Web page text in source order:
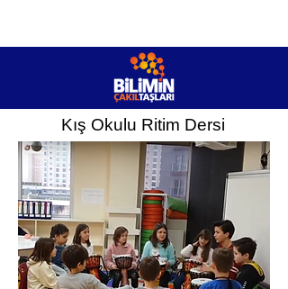
Kış Okulu Ritim Dersi